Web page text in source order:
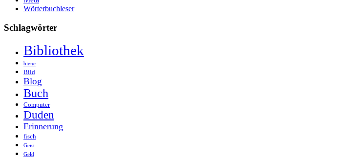
Wörterbuchleser
Schlagwörter
Bibliothek
biene
Bild
Blog
Buch
Computer
Duden
Erinnerung
fisch
Geist
Geld